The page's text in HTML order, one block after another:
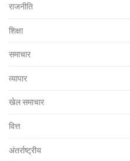
राजनीति
शिक्षा
समाचार
व्यापार
खेल समाचार
वित्त
अंतर्राष्ट्रीय